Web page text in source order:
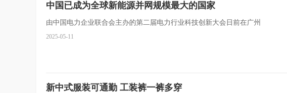
中国已成为全球新能源并网规模最大的国家
由中国电力企业联合会主办的第二届电力行业科技创新大会日前在广州
2025-05-11
新中式服装可通勤 工装裤一裤多穿